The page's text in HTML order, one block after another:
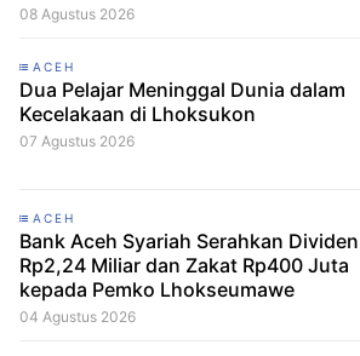
08 Agustus 2026
ACEH
Dua Pelajar Meninggal Dunia dalam
Kecelakaan di Lhoksukon
07 Agustus 2026
ACEH
Bank Aceh Syariah Serahkan Dividen
Rp2,24 Miliar dan Zakat Rp400 Juta
kepada Pemko Lhokseumawe
04 Agustus 2026